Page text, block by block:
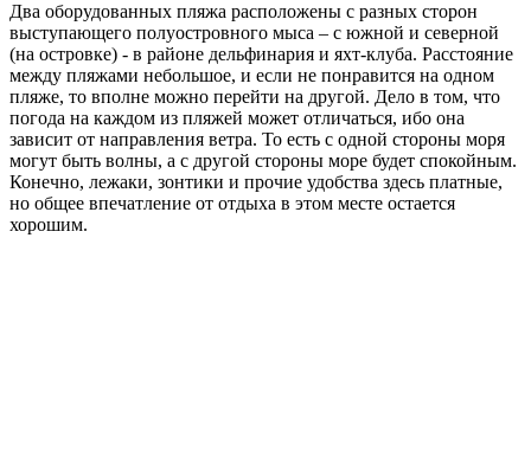
Два оборудованных пляжа расположены с разных сторон
выступающего полуостровного мыса – с южной и северной
(на островке) - в районе дельфинария и яхт-клуба. Расстояние
между пляжами небольшое, и если не понравится на одном
пляже, то вполне можно перейти на другой. Дело в том, что
погода на каждом из пляжей может отличаться, ибо она
зависит от направления ветра. То есть с одной стороны моря
могут быть волны, а с другой стороны море будет спокойным.
Конечно, лежаки, зонтики и прочие удобства здесь платные,
но общее впечатление от отдыха в этом месте остается
хорошим.